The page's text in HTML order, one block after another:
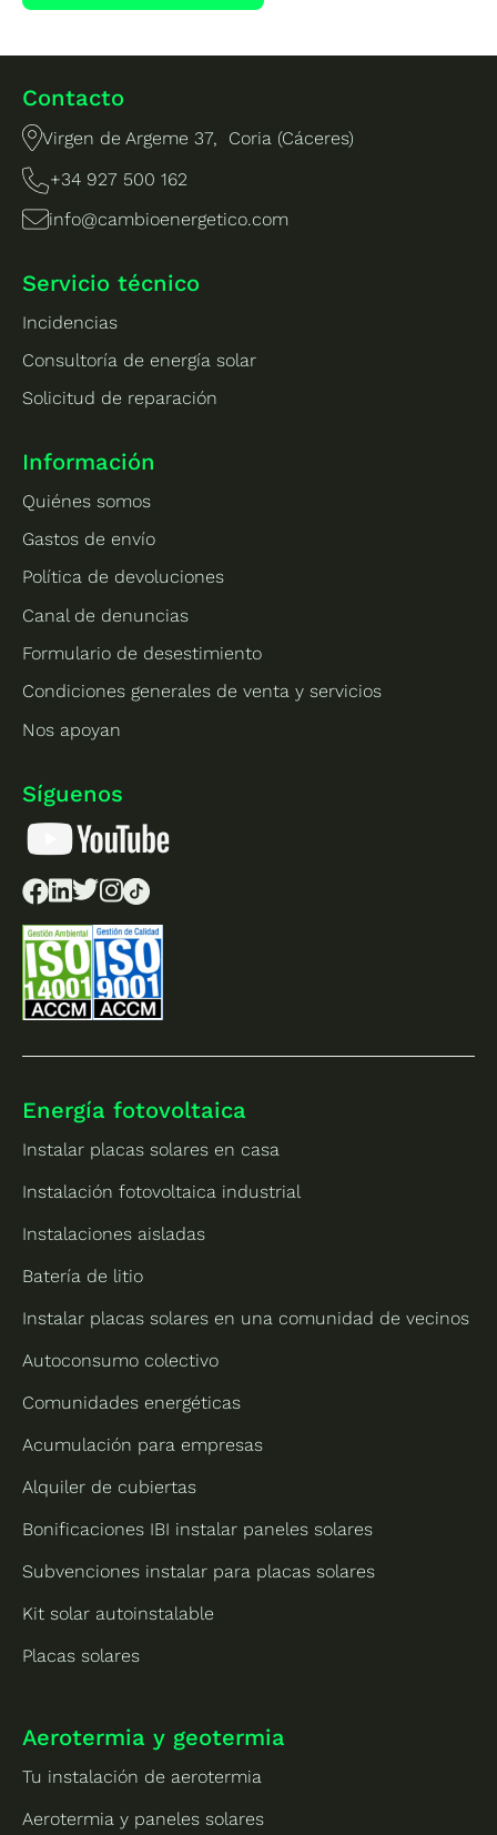
Contacto
Virgen de Argeme 37, Coria (Cáceres)
+34 927 500 162
info@cambioenergetico.com
Servicio técnico
Incidencias
Consultoría de energía solar
Solicitud de reparación
Información
Quiénes somos
Gastos de envío
Política de devoluciones
Canal de denuncias
Formulario de desestimiento
Condiciones generales de venta y servicios
Nos apoyan
Síguenos
Energía fotovoltaica
Instalar placas solares en casa
Instalación fotovoltaica industrial
Instalaciones aisladas
Batería de litio
Instalar placas solares en una comunidad de vecinos
Autoconsumo colectivo
Comunidades energéticas
Acumulación para empresas
Alquiler de cubiertas
Bonificaciones IBI instalar paneles solares
Subvenciones instalar para placas solares
Kit solar autoinstalable
Placas solares
Aerotermia y geotermia
Tu instalación de aerotermia
Aerotermia y paneles solares